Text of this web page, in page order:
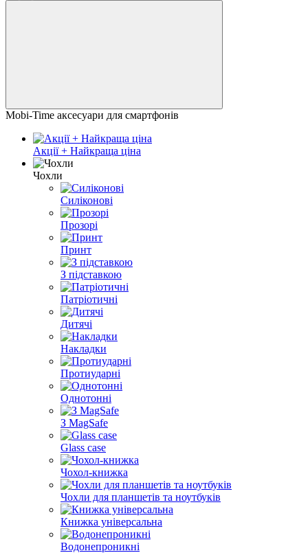
Mobi-Time аксесуари для смартфонів
Акції + Найкраща ціна
Чохли
Силіконові
Прозорі
Принт
З підставкою
Патріотичні
Дитячі
Накладки
Протиударні
Однотонні
З MagSafe
Glass case
Чохол-книжка
Чохли для планшетів та ноутбуків
Книжка універсальна
Водонепроникні